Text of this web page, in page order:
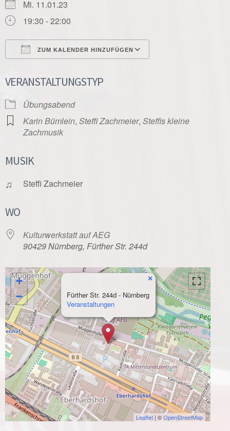
Mi. 11.01.23
19:30 - 22:00
ZUM KALENDER HINZUFÜGEN
VERANSTALTUNGSTYP
Übungsabend
Karin Bümlein, Steffi Zachmeier, Steffis kleine
Zachmusik
MUSIK
♫ Steffi Zachmeier
WO
Kulturwerkstatt auf AEG
90429 Nürnberg, Fürther Str. 244d
Fürther Str. 244d - Nürnberg
Veranstaltungen
×
+
−
Leaflet | ©OpenStreetMap